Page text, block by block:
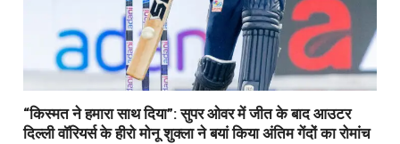
“किस्मत ने हमारा साथ दिया”: सुपर ओवर में जीत के बाद आउटर
दिल्ली वॉरियर्स के हीरो मोनू शुक्ला ने बयां किया अंतिम गेंदों का रोमांच